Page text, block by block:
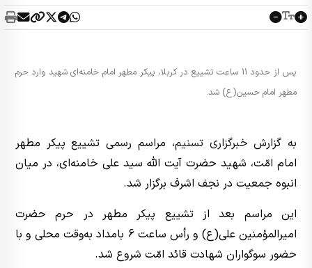
پس از حدود 11 ساعت تشییع در کربلا، پیکر مطهر امام خامنه‌ای شهید وارد حرم
مطهر امام حسین(ع) شد.
به گزارش خبرگزاری تسنیم، مراسم رسمی تشییع پیکر مطهر
امام امّت، شهید حضرت آیت الله سید علی خامنه‌ای، در میان
انبوه جمعیت در نجف اشرف برگزار شد.
این مراسم بعد از تشییع پیکر مطهر در حرم حضرت
امیرالمؤمنین علی(ع) و رأس ساعت 6 بامداد به‌وقت محلی و با
حضور سوگواران شهادت قائد امّت شروع شد.